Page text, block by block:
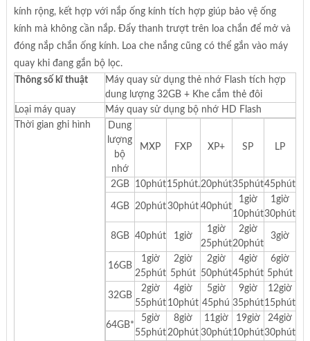
kính rộng, kết hợp với nắp ống kính tích hợp giúp bảo vệ ống
kính mà không cần nắp. Đẩy thanh trượt trên loa chắn để mở và
đóng nắp chắn ống kính. Loa che nắng cũng có thể gắn vào máy
quay khi đang gắn bộ lọc.
Thông số kĩ thuật
Máy quay sử dụng thẻ nhớ Flash tích hợp
dung lượng 32GB + Khe cắm thẻ đôi
Loại máy quay
Máy quay sử dụng bộ nhớ HD Flash
Thời gian ghi hình
Dung
lượng
bộ
nhớ
MXP FXP XP+ SP LP
2GB 10phút15phút.20phút35phút45phút
4GB 20phút30phút 40phút
1giờ
10phút
1giờ
30phút
8GB 40phút 1giờ
1giờ
25phút
2giờ
20phút
3giờ
16GB
1giờ
25phút
2giờ
5phút
2giờ
50phút
4giờ
45phút
6giờ
5phút
32GB
2giờ
55phút
4giờ
10phút
5giờ
45phú
9giờ
35phút
12giờ
15phút
64GB*
5giờ
55phút
8giờ
20phút
11giờ
30phút
19giờ
10phút
24giờ
30phút